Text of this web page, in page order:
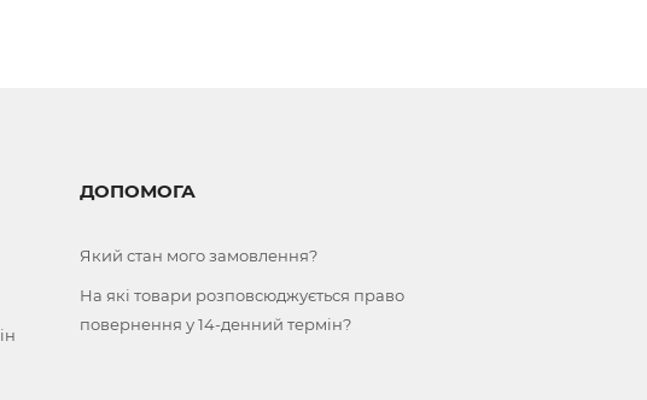
ДОПОМОГА
Який стан мого замовлення?
На які товари розповсюджується право
повернення у 14-денний термін?